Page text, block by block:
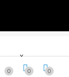
0 0 0
x